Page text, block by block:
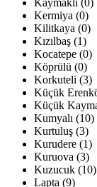
Kaymaklı (0)
Kermiya (0)
Kilitkaya (0)
Kızılbaş (1)
Kocatepe (0)
Köprülü (0)
Korkuteli (3)
Küçük
Küçük
Kumyalı (10)
Kurtuluş (3)
Kurudere (1)
Kuruova (3)
Kuzucuk (10)
Lapta (9)